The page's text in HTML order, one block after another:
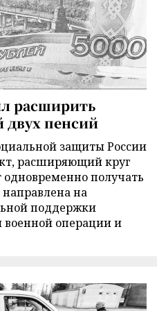
расширить
двух пенсий
защиты России
расширяющий круг
получать
на
поддержки
военной операции и